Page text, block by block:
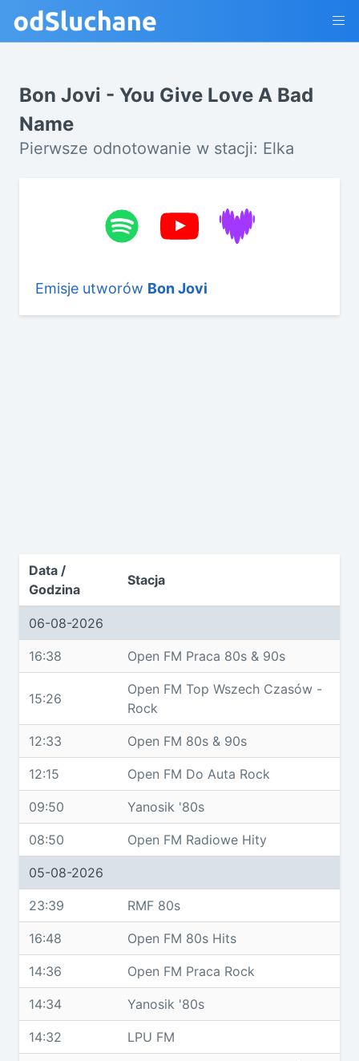
Bon Jovi - You Give Love A Bad
Name
Pierwsze odnotowanie w stacji: Elka
Emisje utworów Bon Jovi
Data /
Godzina
Stacja
06-08-2026
16:38 Open FM Praca 80s & 90s
15:26
Open FM Top Wszech Czasów -
Rock
12:33 Open FM 80s & 90s
12:15 Open FM Do Auta Rock
09:50 Yanosik '80s
08:50 Open FM Radiowe Hity
05-08-2026
23:39 RMF 80s
16:48 Open FM 80s Hits
14:36 Open FM Praca Rock
14:34 Yanosik '80s
14:32 LPU FM